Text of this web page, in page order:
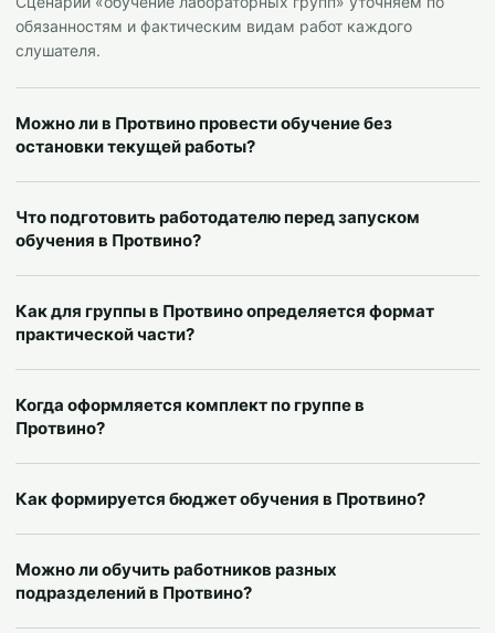
обязанностям и фактическим видам работ каждого
слушателя.
Можно ли в Протвино провести обучение без
остановки текущей работы?
Что подготовить работодателю перед запуском
обучения в Протвино?
Как для группы в Протвино определяется формат
практической части?
Когда оформляется комплект по группе в
Протвино?
Как формируется бюджет обучения в Протвино?
Можно ли обучить работников разных
подразделений в Протвино?